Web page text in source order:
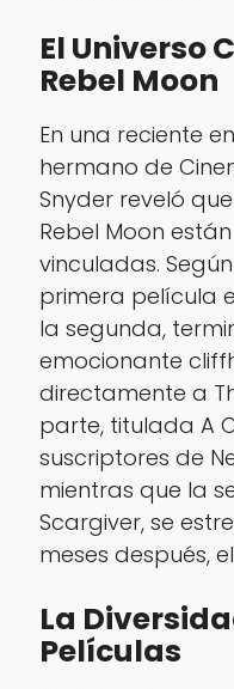
El Universo
Rebel Moon
En una reciente
hermano de
Snyder reveló
Rebel Moon
vinculadas.
primera película
la segunda,
emocionante
directamente a
parte, titulada A
suscriptores de
mientras que la
Scargiver, se
meses después,
La
Películas